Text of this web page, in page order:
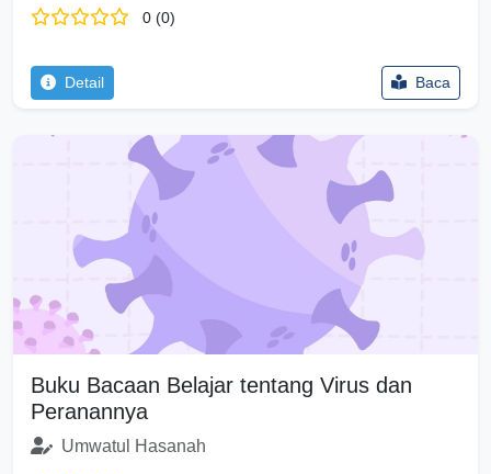
0 (0)
Detail Baca
Buku Bacaan Belajar tentang Virus dan
Peranannya
Umwatul Hasanah